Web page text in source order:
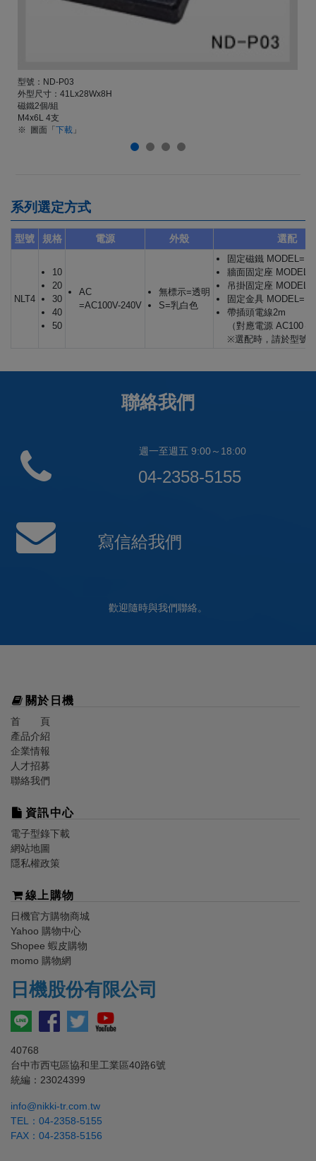
型號：ND-P03
外型尺寸：41Lx28Wx8H
磁鐵2個/組
M4x6L 4支
※ 圖面「下載 」
系列選定方式
型號 規格 電源 外殼 選配
NLT4
10
20
30
40
50
AC
=AC100V-240V
無標示=透明
S=乳白色
固定磁鐵
牆面固定座
吊掛固定座
固定金具
帶插頭電線2m
（對應電源 AC100～
※選配時，請於型號
聯絡我們
週一至週五 9:00～18:00
04-2358-5155
寫信給我們
歡迎隨時與我們聯絡。
關於 日機
首 頁
產品介紹
企業情報
人才招募
聯絡我們
資訊中心
電子型錄下載
網站地圖
隱私權政策
線上購物
日機官方購物商城
Yahoo 購物中心
Shopee 蝦皮購物
momo 購物網
日機股份有限公司
40768
台中市西屯區協和里工業區40路6號
統編：23024399
info@nikki-tr.com.tw
TEL： 04-2358-5155
FAX：04-2358-5156